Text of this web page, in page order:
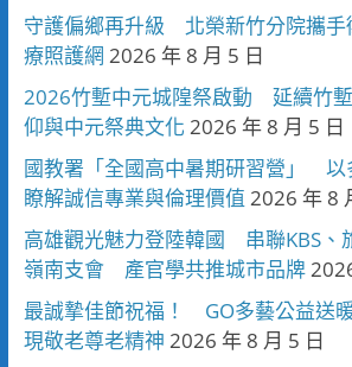
守護偏鄉再升級 北榮新竹分院攜手
療照護網 2026 年 8 月 5 日
2026竹塹中元城隍祭啟動 延續竹
仰與中元祭典文化 2026 年 8 月 5 日
國教署「全國高中暑期研習營」 以
瞭解誠信專業與倫理價值 2026 年 8
高雄觀光魅力登陸韓國 串聯KBS、
嶺南支會 產官學共推城市品牌
最誠摯佳節祝福！ GO多藝公益送
現敬老尊老精神 2026 年 8 月 5 日